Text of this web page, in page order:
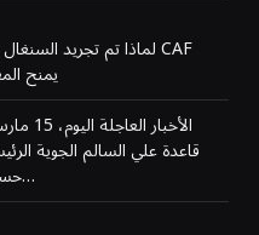
يمنح المغرب
قاعدة علي السالم الجوية
حسبما ذكرت التقارير أن القوات الأمريكية…